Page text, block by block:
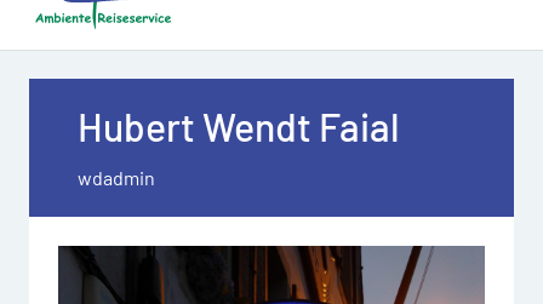
Hubert Wendt Faial
wdadmin